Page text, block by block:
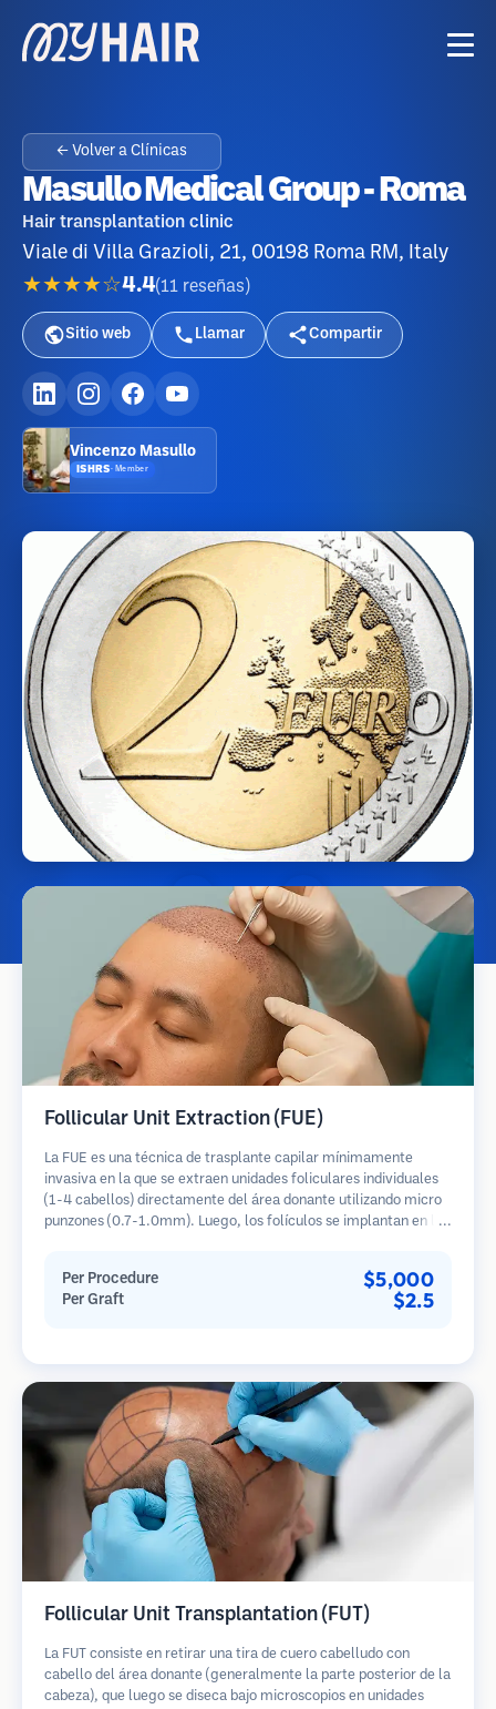
← Volver a Clínicas
Masullo Medical Group - Roma
Hair transplantation clinic
Viale di Villa Grazioli, 21, 00198 Roma RM, Italy
★★★★☆4.4(11 reseñas )
Sitio web Llamar Compartir
Vincenzo Masullo
ISHRS· Member
Follicular Unit Extraction (FUE)
La FUE es una técnica de trasplante capilar mínimamente
invasiva en la que se extraen unidades foliculares individuales
(1-4 cabellos) directamente del área donante utilizando micro
punzones (0.7-1.0mm). Luego, los folículos se implantan en las
en comparación con los métodos de extracción de tiras.
Per Procedure $5,000
Per Graft $2.5
Follicular Unit Transplantation (FUT)
La FUT consiste en retirar una tira de cuero cabelludo con
cabello del área donante (generalmente la parte posterior de la
cabeza), que luego se diseca bajo microscopios en unidades